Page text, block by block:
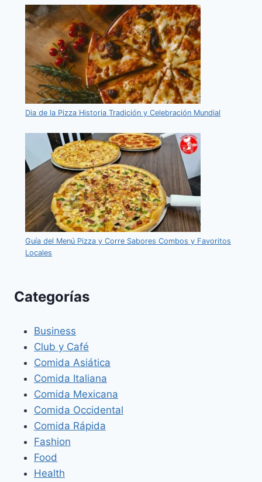
Dia de la Pizza Historia Tradición y Celebración Mundial
Guía del Menú Pizza y Corre Sabores Combos y Favoritos
Locales
Categorías
Business
Club y Café
Comida Asiática
Comida Italiana
Comida Mexicana
Comida Occidental
Comida Rápida
Fashion
Food
Health